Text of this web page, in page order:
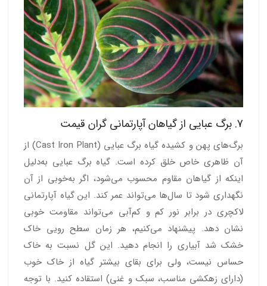
7. برگ عبایی از گیاهان آپارتمانی گران قیمت
برگ‌های پهن و کشیده گیاه برگ عبایی (Cast Iron Plant) از
آن ظاهری خاص خلق کرده است. گیاه برگ عبایی به‌دلیل
اینکه از گیاهان مقاوم محسوب می‌شود، اگر به‌خوبی از آن
نگهداری شود تا سال‌ها می‌تواند عمر کند. این گیاه آپارتمانی
لاکچری در برابر نور کم و کم‌آبی می‌تواند مقاومت خوبی
نشان دهد. پیشنهاد می‌کنیم، هر زمان سطح رویی خاک
خشک شد آبیاری را انجام دهید. این گل نسبت به خاک
حساس نیست، ولی برای بقای بیشتر گیاه از خاک خوب
(دارای زهکشی مناسب، سبک و غنی) استقاده کنید. با توجه